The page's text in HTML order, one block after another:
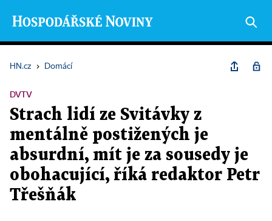
HN.cz › Domácí
DVTV
Strach lidí ze Svitávky z
mentálně postižených je
absurdní, mít je za sousedy je
obohacující, říká redaktor Petr
Třešňák